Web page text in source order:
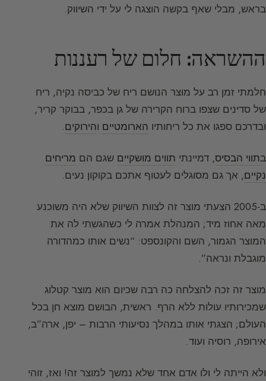
בראש, מבלי שאף בקשה הוצגה לי על ידי השיווק.
ההשראה: חלום של רעננות
חלמתי זמן רב על מוצר הנושם ריח של כביסה נקיה, ריח
של סדינים שצפו ברוח הקרירה של גן בכפר, בבוקר קריר,
ובדרכם ספגו את כל ריחותיו הארומטיים והירוקים.
בתווי הבסיס, דמיינתי תווים מושקיים שגם הם מריחים
נקיים, אך גם מסוגלים לעטוף אתכם בקוקון נעים.
ב-2005 הצעתי מוצר זה לצוות השיווק שלא היה משוכנע
מאה אחוז מיד; המנהלת אמרה לי כשהגשתי לה את
המוצר הגמור, השם והקונספט: “נשים אותו כמהדורה
מוגבלת ונראה”.
מוצר זה זכה להצלחה כה רבה שכיום הוא מוצר קטלוג
שמכירותיו עולות ללא הרף. ראשית, הבושם מוצא חן בכל
העולם; הצגתי אותו במהלך נסיעותי הרבות – יפן, ארה”ב,
אירופה, רוסיה ועוד.
ולא הייתה לי ולו אדם אחד שלא נמשך למוצר זה! ואז, זוהי